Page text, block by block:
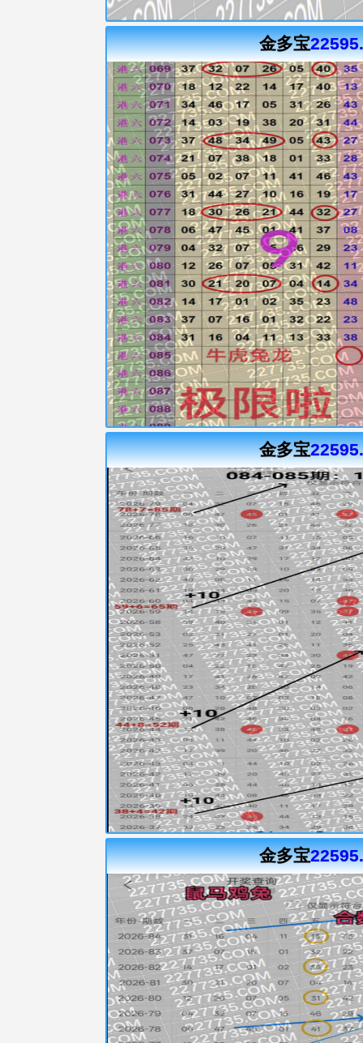
金多宝
金多宝
金多宝